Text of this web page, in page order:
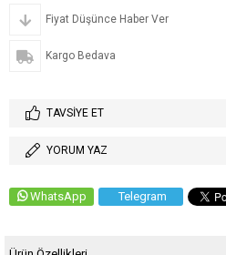
Fiyat Düşünce Haber Ver
Kargo Bedava
TAVSIYE ET
YORUM YAZ
WhatsApp Telegram